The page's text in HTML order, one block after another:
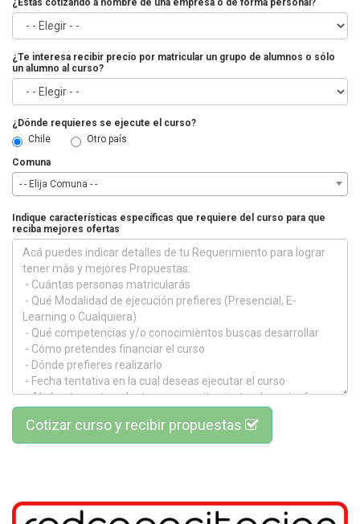
¿Te interesa recibir precio por matricular un grupo de alumnos o sólo
un alumno al curso?
¿Dónde requieres se ejecute el curso?
Chile
Otro país
Comuna
- - Elija Comuna - -
Indique características específicas que requiere del curso para que
reciba mejores ofertas
Cotizar curso y recibir propuestas